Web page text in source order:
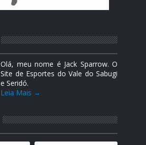
Olá, meu nome é Jack Sparrow. O
Site de Esportes do Vale do Sabugi
e Seridó.
Leia Mais →